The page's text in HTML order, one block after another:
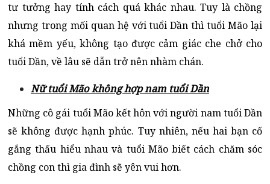
tư tưởng hay tính cách quá khác nhau. Tuy là chồng
nhưng trong mối quan hệ với tuổi Dần thì tuổi Mão lại
khá mềm yếu, không tạo được cảm giác che chở cho
tuổi Dần, về lâu sẽ dẫn trở nên nhàm chán.
Nữ tuổi Mão không hợp nam tuổi Dần
Những cô gái tuổi Mão kết hôn với người nam tuổi Dần
sẽ không được hạnh phúc. Tuy nhiên, nếu hai bạn cố
gắng thấu hiểu nhau và tuổi Mão biết cách chăm sóc
chồng con thì gia đình sẽ yên vui hơn.